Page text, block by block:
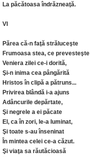
La păcătoasa îndrăzneaţă.
VI
Părea că-n faţă străluceşte
Frumoasa stea, ce prevesteşte
Veniera zilei ce-i dorită,
Şi-n inima cea pângărită
Hristos în clipă a pătruns...
Privirea blândă i-a ajuns
Adâncurile depărtate,
Şi negrele a ei păcate
El, ca în zori, le-a luminat,
Şi toate s-au înseninat
În mintea celei ce-a căzut.
Şi viaţa sa răutăcioasă